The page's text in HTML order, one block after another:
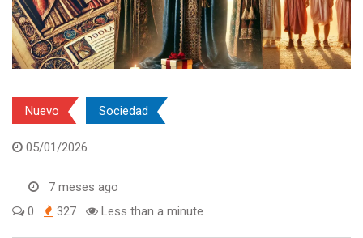
Nuevo Sociedad
05/01/2026
7 meses ago
0
327 Less than a minute